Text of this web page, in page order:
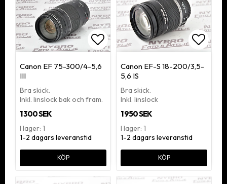
Canon EF 75-300/4-5,6
III
Bra skick.
Inkl. linslock bak och fram.
1 300 SEK
I lager: 1
1-2 dagars leveranstid
KÖP
Canon EF-S 18-200/3,5-
5,6 IS
Bra skick.
Inkl. linslock
1 950 SEK
I lager: 1
1-2 dagars leveranstid
KÖP